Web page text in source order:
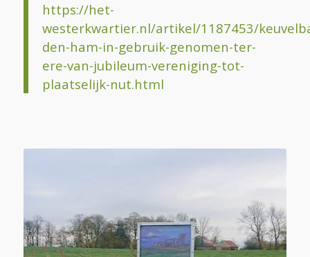
https://het-
westerkwartier.nl/artikel/1187453/
den-ham-in-gebruik-genomen-ter-
ere-van-jubileum-vereniging-tot-
plaatselijk-nut.html